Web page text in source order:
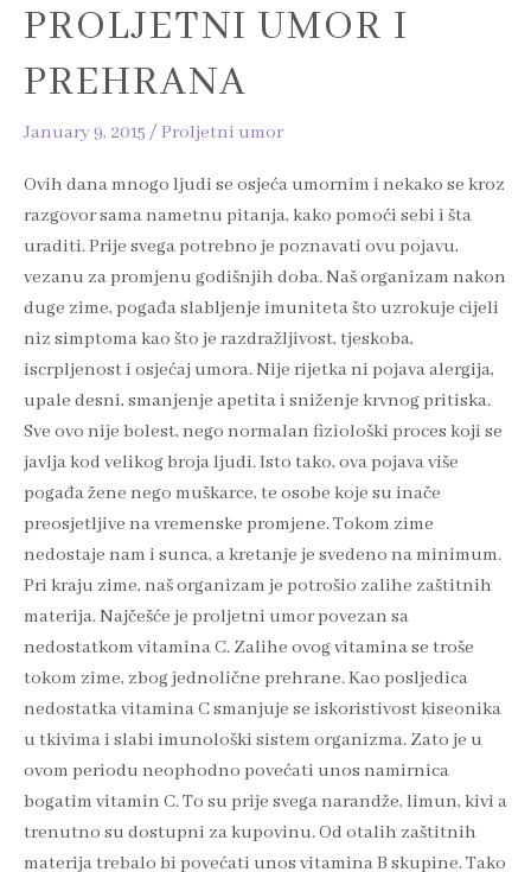
PROLJETNI UMOR I
PREHRANA
January 9, 2015 /Proljetni umor
Ovih dana mnogo ljudi se osjeća umornim i nekako se kroz
razgovor sama nametnu pitanja, kako pomoći sebi i šta
uraditi. Prije svega potrebno je poznavati ovu pojavu,
vezanu za promjenu godišnjih doba. Naš organizam nakon
duge zime, pogađa slabljenje imuniteta što uzrokuje cijeli
niz simptoma kao što je razdražljivost, tjeskoba,
iscrpljenost i osjećaj umora. Nije rijetka ni pojava alergija,
upale desni, smanjenje apetita i sniženje krvnog pritiska.
Sve ovo nije bolest, nego normalan fiziološki proces koji se
javlja kod velikog broja ljudi. Isto tako, ova pojava više
pogađa žene nego muškarce, te osobe koje su inače
preosjetljive na vremenske promjene. Tokom zime
nedostaje nam i sunca, a kretanje je svedeno na minimum.
Pri kraju zime, naš organizam je potrošio zalihe zaštitnih
materija. Najčešće je proljetni umor povezan sa
nedostatkom vitamina C. Zalihe ovog vitamina se troše
tokom zime, zbog jednolične prehrane. Kao posljedica
nedostatka vitamina C smanjuje se iskoristivost kiseonika
u tkivima i slabi imunološki sistem organizma. Zato je u
ovom periodu neophodno povećati unos namirnica
bogatim vitamin C. To su prije svega narandže, limun, kivi a
trenutno su dostupni za kupovinu. Od otalih zaštitnih
materija trebalo bi povećati unos vitamina B skupine. Tako